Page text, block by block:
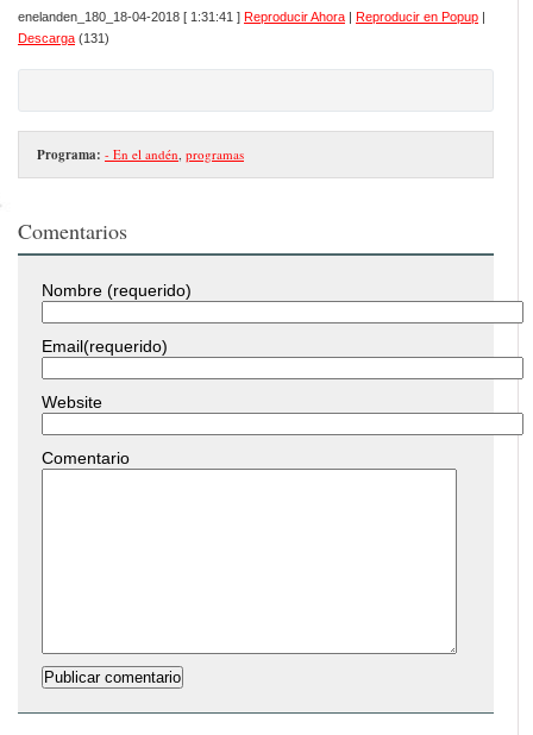
enelanden_180_18-04-2018 [ 1:31:41 ] Reproducir Ahora | Reproducir en Popup |
Descarga (131)
Programa: - En el andén, programas
Comentarios
Nombre (requerido)
Email(requerido)
Website
Comentario